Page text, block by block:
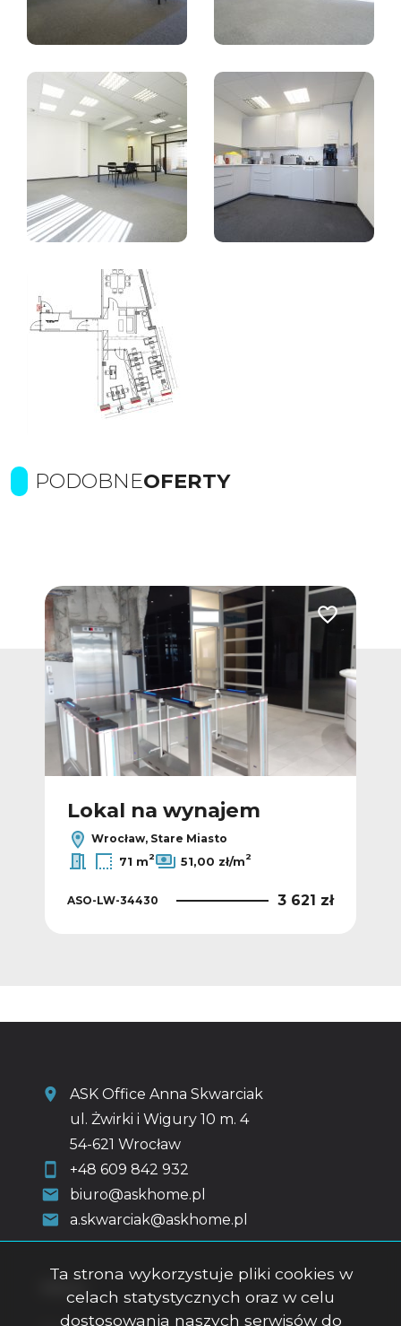
PODOBNEOFERTY
Dodaj do ulubionych Dodaj do
Lokal na wynajem
Wrocław, Stare Miasto
71 m2 51,00 zł/m2
ASO-LW-34430 3 621 zł
ASK Office Anna Skwarciak
ul. Żwirki i Wigury 10 m. 4
54-621 Wrocław
+48 609 842 932
biuro@askhome.pl
a.skwarciak@askhome.pl
Ta strona wykorzystuje pliki cookies w
celach statystycznych oraz w celu
dostosowania naszych serwisów do